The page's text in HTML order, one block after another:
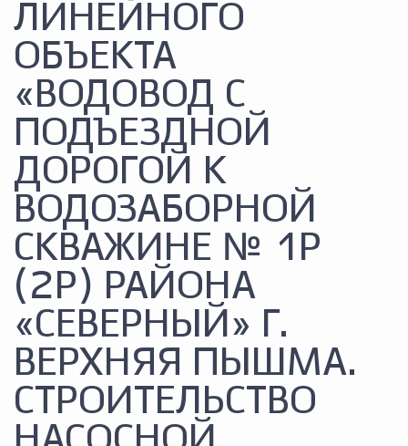
ЛИНЕЙНОГО
ОБЪЕКТА
«ВОДОВОД С
ПОДЪЕЗДНОЙ
ДОРОГОЙ К
ВОДОЗАБОРНОЙ
СКВАЖИНЕ № 1Р
(2Р) РАЙОНА
«СЕВЕРНЫЙ» Г.
ВЕРХНЯЯ ПЫШМА.
СТРОИТЕЛЬСТВО